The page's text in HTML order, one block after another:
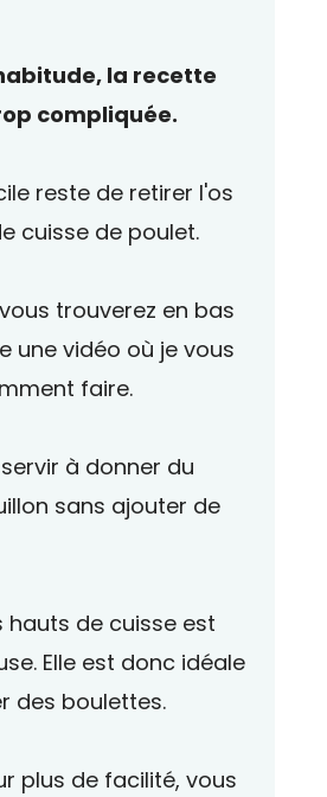
la recette
compliquée.
reste de retirer l'os
cuisse de poulet.
trouverez en bas
une vidéo où je vous
faire.
à donner du
sans ajouter de
hauts de cuisse est
Elle est donc idéale
des boulettes.
plus de facilité, vous